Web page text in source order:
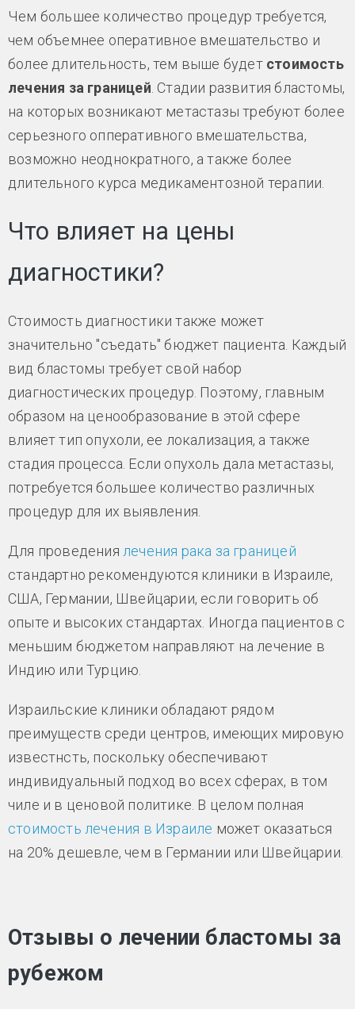
Чем большее количество процедур требуется,
чем объемнее оперативное вмешательство и
более длительность, тем выше будет стоимость
лечения за границей . Стадии развития бластомы,
на которых возникают метастазы требуют более
серьезного опперативного вмешательства,
возможно неоднократного, а также более
длительного курса медикаментозной терапии.
Что влияет на цены
диагностики?
Стоимость диагностики также может
значительно "съедать" бюджет пациента. Каждый
вид бластомы требует свой набор
диагностических процедур. Поэтому, главным
образом на ценообразование в этой сфере
влияет тип опухоли, ее локализация, а также
стадия процесса. Если опухоль дала метастазы,
потребуется большее количество различных
процедур для их выявления.
Для проведения лечения рака за границей
стандартно рекомендуются клиники в Израиле,
США, Германии, Швейцарии, если говорить об
опыте и высоких стандартах. Иногда пациентов с
меньшим бюджетом направляют на лечение в
Индию или Турцию.
Израильские клиники обладают рядом
преимуществ среди центров, имеющих мировую
известнсть, поскольку обеспечивают
индивидуальный подход во всех сферах, в том
чиле и в ценовой политике. В целом полная
стоимость лечения в Израиле может оказаться
на 20% дешевле, чем в Германии или Швейцарии.
Отзывы о лечении бластомы за
рубежом